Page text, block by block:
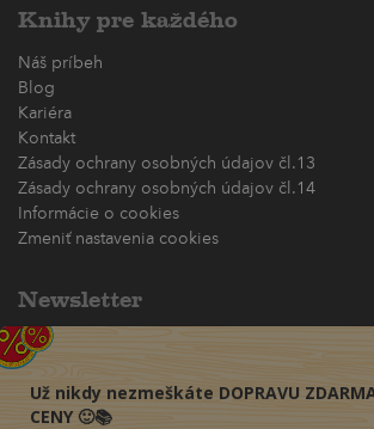
Knihy pre každého
Náš príbeh
Blog
Kariéra
Kontakt
Zásady ochrany osobných údajov čl.13
Zásady ochrany osobných údajov čl.14
Informácie o cookies
Zmeniť nastavenia cookies
Newsletter
Chcete dostávať akciové ponuky priamo na váš
(maximálne jedna e-mailová správa za týždeň)
Už nikdy nezmeškáte DOPRAVU
CENY 🙂📚